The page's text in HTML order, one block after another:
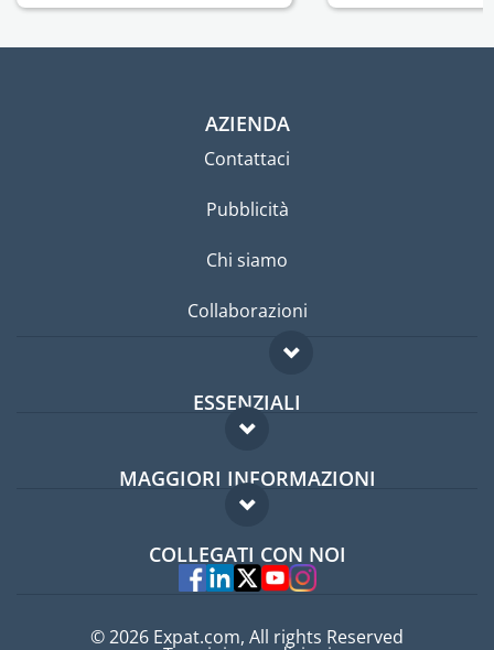
AZIENDA
Contattaci
Pubblicità
Chi siamo
Collaborazioni
ESSENZIALI
Forum per expat
Guida per expat
MAGGIORI INFORMAZIONI
Domande frequenti
Esperti
COLLEGATI CON NOI
© 2026 Expat.com, All rights Reserved